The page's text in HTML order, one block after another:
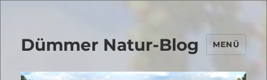
Dümmer Natur-Blog MENÜ